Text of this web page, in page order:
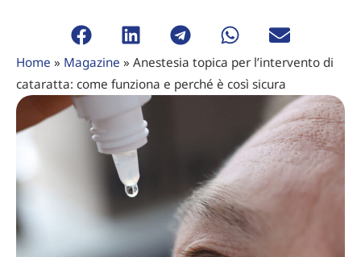
Home » Magazine » Anestesia topica per l’intervento di
cataratta: come funziona e perché è così sicura